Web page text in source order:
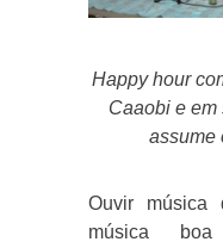
Happy hour
Caaobi e
assume
Ouvir música
música